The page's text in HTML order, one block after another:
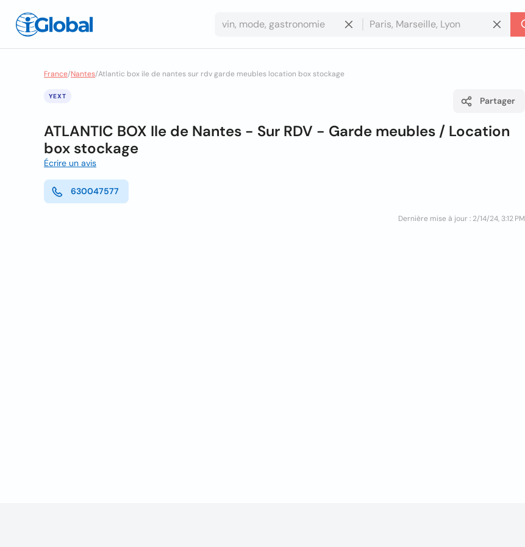
France/Nantes/Atlantic box ile de nantes sur rdv garde meubles location box stockage
YEXT Partager
ATLANTIC BOX Ile de Nantes - Sur RDV - Garde meubles / Location
box stockage
Écrire un avis
630047577
Dernière mise à jour : 2/14/24, 3:12 PM